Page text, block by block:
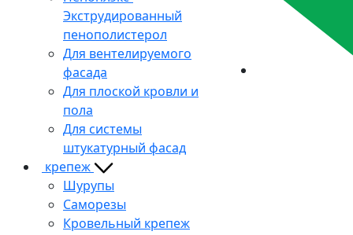
Экструдированный
пенополистерол
Для вентелируемого
фасада
Для плоской кровли и
пола
Для системы
штукатурный фасад
крепеж
Шурупы
Саморезы
Кровельный крепеж